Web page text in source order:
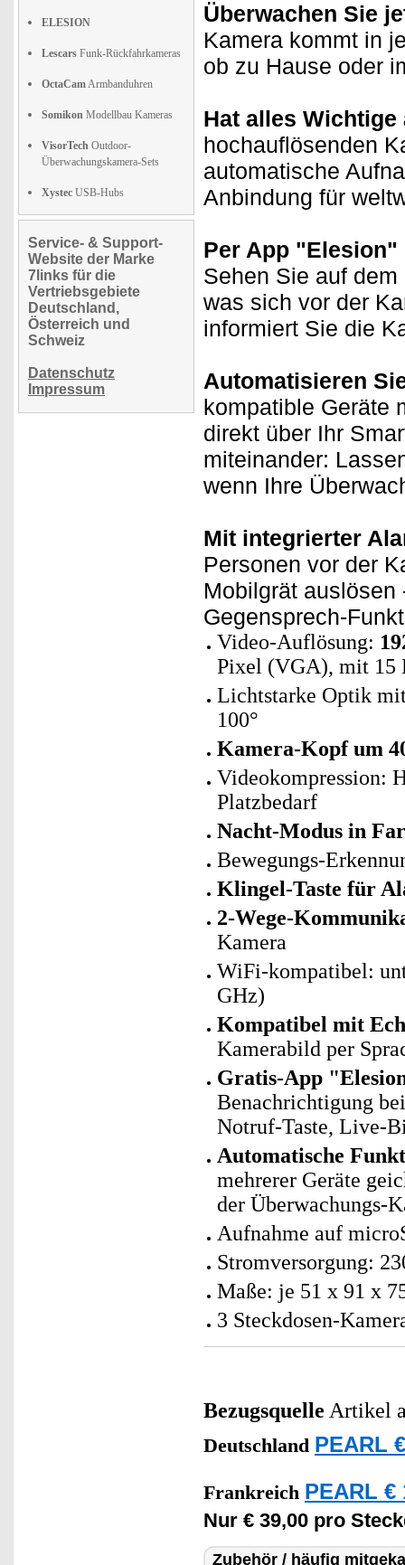
ELESION
Lescars Funk-Rückfahrkameras
OctaCamArmbanduhren
Somikon Modellbau Kameras
VisorTech Outdoor-
Überwachungskamera-Sets
Xystec USB-Hubs
Service- & Support-
Website der Marke
7links für die
Vertriebsgebiete
Deutschland,
Österreich und
Schweiz
Datenschutz
Impressum
Überwachen Sie
Kamera kommt in
ob zu Hause oder
Hat alles Wichtige
hochauflösenden
automatische
Anbindung für
Per App
Sehen Sie auf
was sich vor der
informiert Sie die
Automatisieren
kompatible Geräte
direkt über Ihr
miteinander:
wenn Ihre
Mit integrierter
Personen vor der
Mobilgrät auslösen
Gegensprech-
Video-Auflösung:
Pixel (VGA), mit 15
Lichtstarke Optik
100°
Kamera-Kopf um
Videokompression:
Platzbedarf
Nacht-Modus in
Bewegungs-
Klingel-Taste für
2-Wege-
Kamera
WiFi-kompatibel:
GHz)
Kompatibel mit
Kamerabild per
Gratis-App
Benachrichtigung
Notruf-Taste, Live-
Automatische
mehrerer Geräte
der Überwachungs-
Aufnahme auf
Stromversorgung:
Maße: je 51 x 91 x
3 Steckdosen-
Bezugsquelle Artikel
Deutschland PEARL
Frankreich PEARL €
Nur € 39,00 pro
Zubehör / häufig